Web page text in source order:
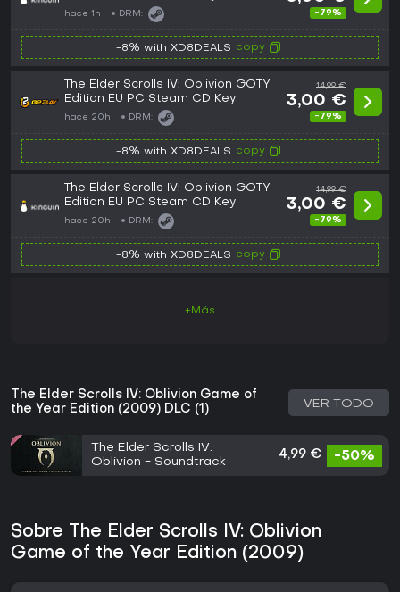
hace 1h DRM: -79%
-8% with XD8DEALS copy
The Elder Scrolls IV: Oblivion GOTY
Edition EU PC Steam CD Key
hace 20h DRM:
14,99 €
3,00 €
-79%
-8% with XD8DEALS copy
The Elder Scrolls IV: Oblivion GOTY
Edition EU PC Steam CD Key
hace 20h DRM:
14,99 €
3,00 €
-79%
-8% with XD8DEALS copy
+Más
The Elder Scrolls IV: Oblivion Game of
the Year Edition (2009) DLC (1)
VER TODO
The Elder Scrolls IV:
Oblivion - Soundtrack
4,99 € -50%
Sobre The Elder Scrolls IV: Oblivion
Game of the Year Edition (2009)